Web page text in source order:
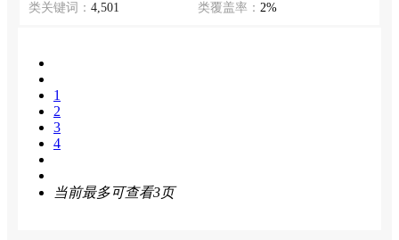
类关键词： 4,501 类覆盖率： 2%
1
2
3
4
当前最多可查看3页